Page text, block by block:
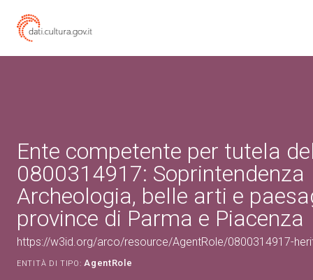
Ente competente per tutela
0800314917: Soprintendenza
Archeologia, belle arti e
province di Parma e Piacenza
https://w3id.org/arco/resource/AgentRole/0800314917-
ENTITÀ DI TIPO: AgentRole